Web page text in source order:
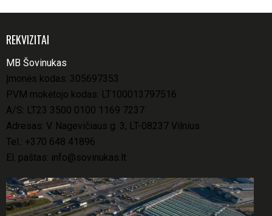
REKVIZITAI
MB Šovinukas
Įmonės kodas: 305697353
PVM mokėtojo kodas: LT100013797516
A/S: LT23 3500 0100 1169 7237
Adresas: V. Nagevičiaus g. 3, LT-08237 Vilnius
Tel.: +370 648 41896
El. paštas: info@sovinukas.lt